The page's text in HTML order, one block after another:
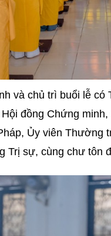
và chủ trì buổi lễ
đồng Chứng
Ủy viên Thường
Trị sự, cùng chư tôn